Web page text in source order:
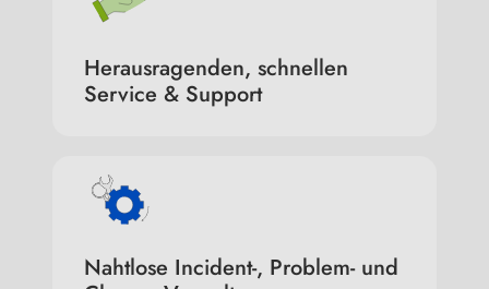
Herausragenden, schnellen
Service & Support
Nahtlose Incident-, Problem- und